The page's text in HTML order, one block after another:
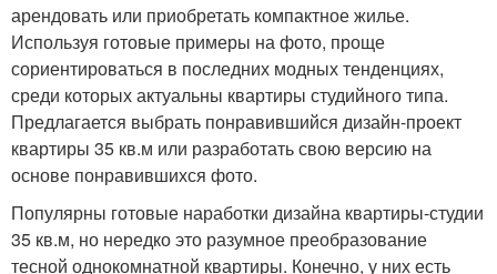
арендовать или приобретать компактное жилье.
Используя готовые примеры на фото, проще
сориентироваться в последних модных тенденциях,
среди которых актуальны квартиры студийного типа.
Предлагается выбрать понравившийся дизайн-проект
квартиры 35 кв.м или разработать свою версию на
основе понравившихся фото.
Популярны готовые наработки дизайна квартиры-студии
35 кв.м, но нередко это разумное преобразование
тесной однокомнатной квартиры. Конечно, у них есть